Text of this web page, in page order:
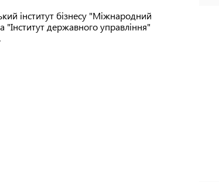
інститут бізнесу "Міжнародний
"Інститут державного управління"